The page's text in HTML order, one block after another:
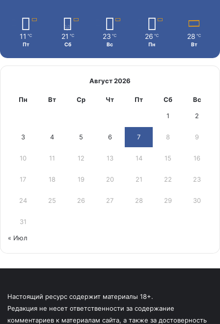
11 ℃
Пт
21 ℃
Сб
23 ℃
Вс
26 ℃
Пн
28 ℃
Вт
Август 2026
Пн Вт Ср Чт Пт Сб Вс
1 2
3 4 5 6 7 8 9
10 11 12 13 14 15 16
17 18 19 20 21 22 23
24 25 26 27 28 29 30
31
« Июл
Настоящий ресурс содержит материалы 18+.
Редакция не несет ответственности за содержание
комментариев к материалам сайта, а также за достоверность